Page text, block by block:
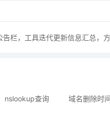
栏，工具迭代更新信息汇总，
nslookup查询 域名删除时